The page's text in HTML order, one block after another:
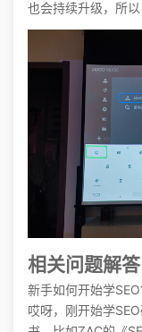
也会持续升级，所
相关问题解答
新手如何开始学
哎呀，刚开始学